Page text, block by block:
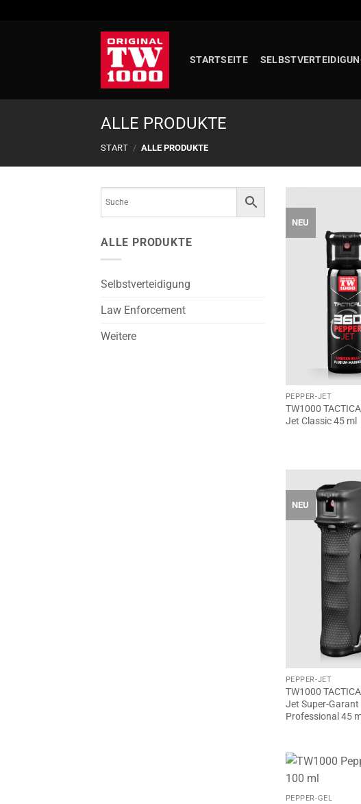
STARTSEITE
ALLE PRODUKTE
START / ALLE PRODUKTE
ALLE PRODUKTE
Selbstverteidigung
Law Enforcement
Weitere
NEU
PEPPER-JET
TW1000
Jet Classic 45 ml
NEU
PEPPER-JET
TW1000
Jet Super-Garant
Professional 45
PEPPER-GEL